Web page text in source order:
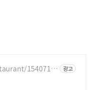
1540711
광고